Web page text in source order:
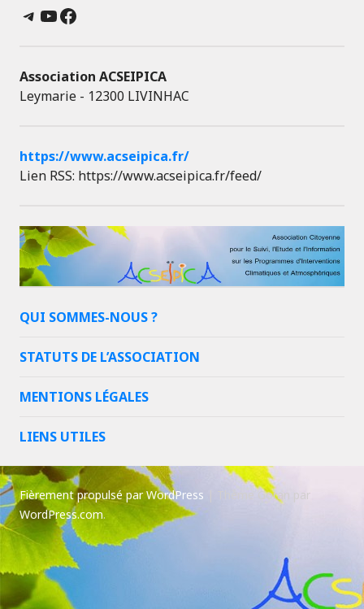
Telegram
YouTube
Facebook
Association ACSEIPICA
Leymarie - 12300 LIVINHAC
https://www.acseipica.fr/
Lien RSS: https://www.acseipica.fr/feed/
QUI SOMMES-NOUS ?
STATUTS DE L’ASSOCIATION
MENTIONS LÉGALES
LIENS UTILES
Fièrement propulsé par WordPress
Thème Goran par
WordPress.com.